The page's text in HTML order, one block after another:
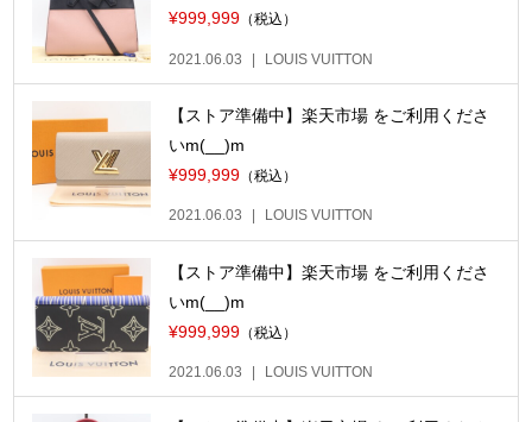
¥999,999 （税込）
2021.06.03 LOUIS VUITTON
【ストア準備中】楽天市場 をご利用くださ
いm(__)m
¥999,999 （税込）
2021.06.03 LOUIS VUITTON
【ストア準備中】楽天市場 をご利用くださ
いm(__)m
¥999,999 （税込）
2021.06.03 LOUIS VUITTON